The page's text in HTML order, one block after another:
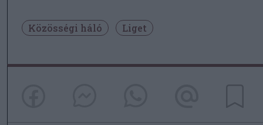
Közösségi háló Liget